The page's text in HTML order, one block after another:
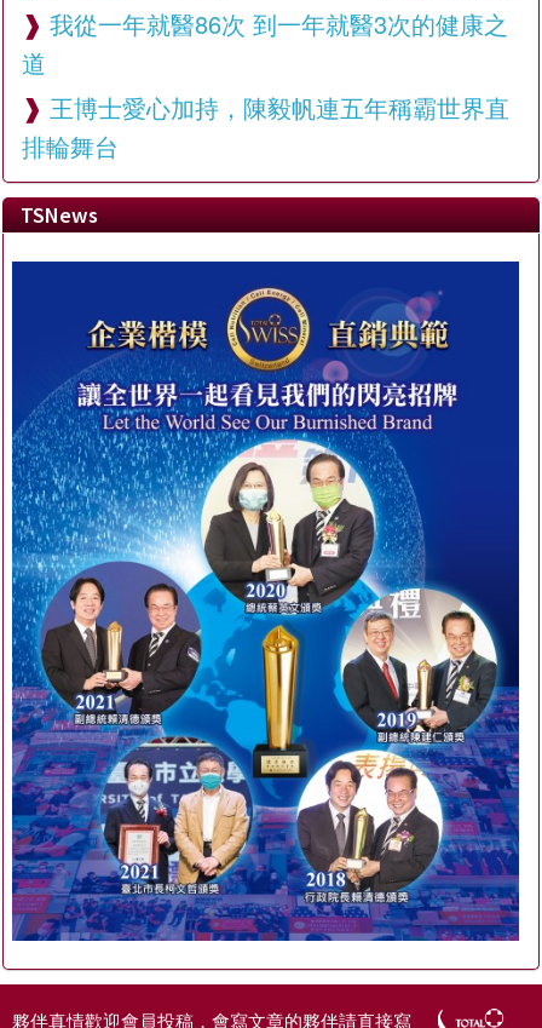
我從一年就醫86次 到一年就醫3次的健康之
道
王博士愛心加持，陳毅帆連五年稱霸世界直
排輪舞台
TSNews
夥伴真情歡迎會員投稿，會寫文章的夥伴請直接寫